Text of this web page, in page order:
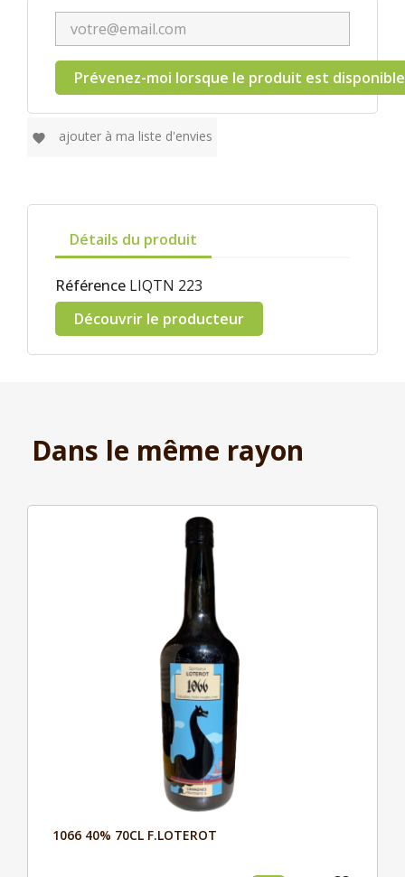
Prévenez-moi lorsque le produit est disponible
favorite ajouter à ma liste d'envies
Détails du produit
Référence LIQTN 223
Découvrir le producteur
Dans le même rayon
Aperçu
1066 40% 70CL F.LOTEROT